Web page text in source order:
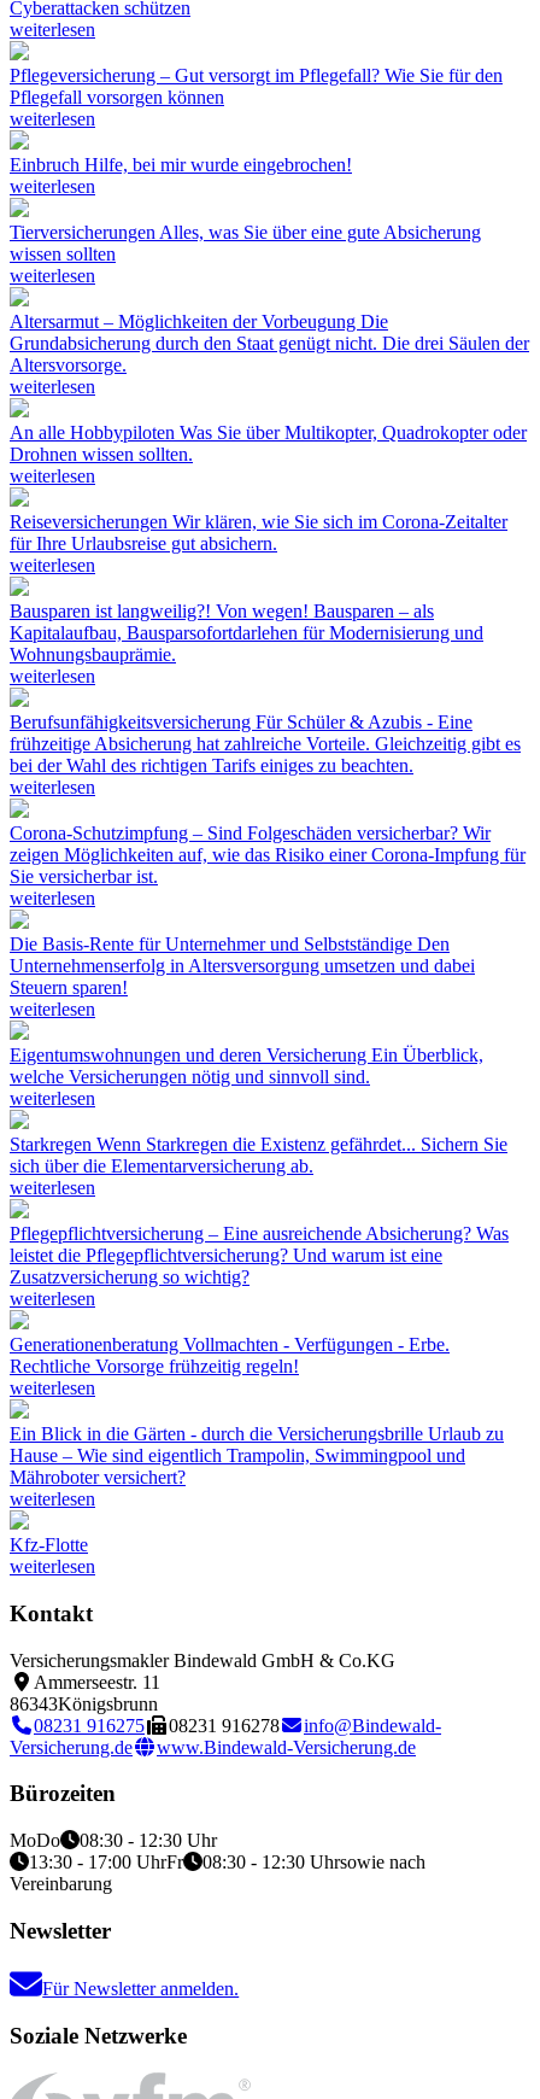
Cyberattacken schützen
weiterlesen
Pflegeversicherung – Gut versorgt im Pflegefall? Wie Sie für den
Pflegefall vorsorgen können
weiterlesen
Einbruch Hilfe, bei mir wurde eingebrochen!
weiterlesen
Tierversicherungen Alles, was Sie über eine gute Absicherung
wissen sollten
weiterlesen
Altersarmut – Möglichkeiten der Vorbeugung Die
Grundabsicherung durch den Staat genügt nicht. Die drei Säulen der
Altersvorsorge.
weiterlesen
An alle Hobbypiloten Was Sie über Multikopter, Quadrokopter oder
Drohnen wissen sollten.
weiterlesen
Reiseversicherungen Wir klären, wie Sie sich im Corona-Zeitalter
für Ihre Urlaubsreise gut absichern.
weiterlesen
Bausparen ist langweilig?! Von wegen! Bausparen – als
Kapitalaufbau, Bausparsofortdarlehen für Modernisierung und
Wohnungsbauprämie.
weiterlesen
Berufsunfähigkeitsversicherung Für Schüler & Azubis - Eine
frühzeitige Absicherung hat zahlreiche Vorteile. Gleichzeitig gibt es
bei der Wahl des richtigen Tarifs einiges zu beachten.
weiterlesen
Corona-Schutzimpfung – Sind Folgeschäden versicherbar? Wir
zeigen Möglichkeiten auf, wie das Risiko einer Corona-Impfung für
Sie versicherbar ist.
weiterlesen
Die Basis-Rente für Unternehmer und Selbstständige Den
Unternehmenserfolg in Altersversorgung umsetzen und dabei
Steuern sparen!
weiterlesen
Eigentumswohnungen und deren Versicherung Ein Überblick,
welche Versicherungen nötig und sinnvoll sind.
weiterlesen
Starkregen Wenn Starkregen die Existenz gefährdet... Sichern Sie
sich über die Elementarversicherung ab.
weiterlesen
Pflegepflichtversicherung – Eine ausreichende Absicherung? Was
leistet die Pflegepflichtversicherung? Und warum ist eine
Zusatzversicherung so wichtig?
weiterlesen
Generationenberatung Vollmachten - Verfügungen - Erbe.
Rechtliche Vorsorge frühzeitig regeln!
weiterlesen
Ein Blick in die Gärten - durch die Versicherungsbrille Urlaub zu
Hause – Wie sind eigentlich Trampolin, Swimmingpool und
Mähroboter versichert?
weiterlesen
Kfz-Flotte
weiterlesen
Kontakt
Versicherungsmakler Bindewald GmbH & Co.KG
Ammerseestr. 11
86343Königsbrunn
08231 916275
08231 916278
info@Bindewald-
Versicherung.de
www.Bindewald-Versicherung.de
Bürozeiten
MoDo
08:30 - 12:30 Uhr
13:30 - 17:00 UhrFr 08:30 - 12:30 Uhrsowie nach
Vereinbarung
Newsletter
Für Newsletter anmelden.
Soziale Netzwerke